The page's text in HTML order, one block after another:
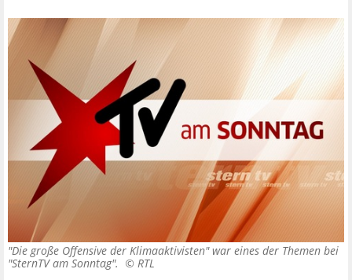
"Die große Offensive der Klimaaktivisten" war eines der Themen bei
"SternTV am Sonntag". © RTL